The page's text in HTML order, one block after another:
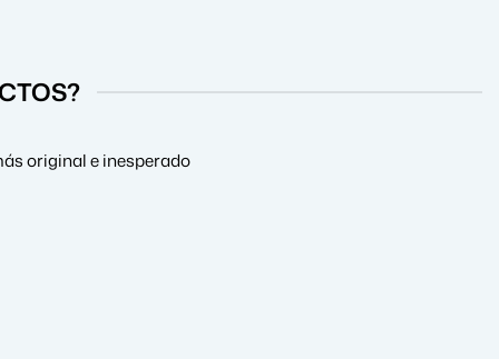
original e inesperado